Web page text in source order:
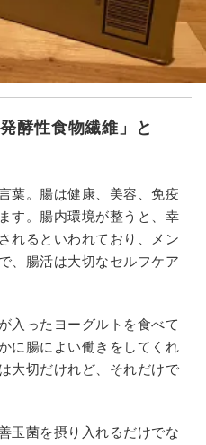
酵性食物繊維」と
葉。腸は健康、美容、免疫
す。腸内環境が整うと、幸
れるといわれており、メン
、腸活は大切なセルフケア
入ったヨーグルトを食べて
に腸によい働きをしてくれ
大切だけれど、それだけで
玉菌を摂り入れるだけでな